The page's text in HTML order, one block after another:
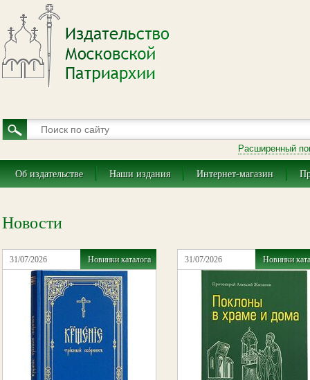
Расширенный
Об издательстве Наши издания Интернет-магазин
Новости
31/07/2026 Новинки каталога 31/07/2026 Новинки